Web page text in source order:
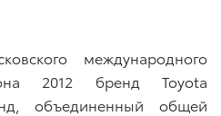
международного
2012 бренд Toyota
объединенный общей